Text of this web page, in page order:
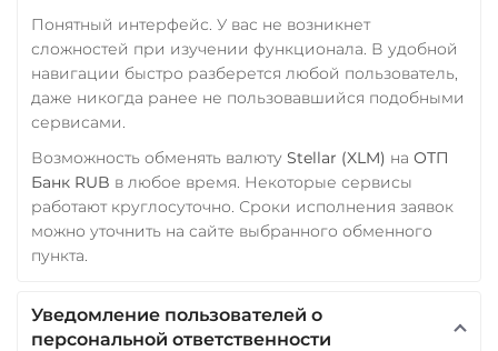
ERC20 AVAXC
BASE
CRO
RONIN
Zcash (ZEC)
Понятный интерфейс. У вас не возникнет
сложностей при изучении функционала. В удобной
навигации быстро разберется любой пользователь,
даже никогда ранее не пользовавшийся подобными
сервисами.
Возможность обменять валюту Stellar (XLM) на ОТП
Банк RUB в любое время. Некоторые сервисы
работают круглосуточно. Сроки исполнения заявок
можно уточнить на сайте выбранного обменного
пункта.
Уведомление пользователей о
персональной ответственности